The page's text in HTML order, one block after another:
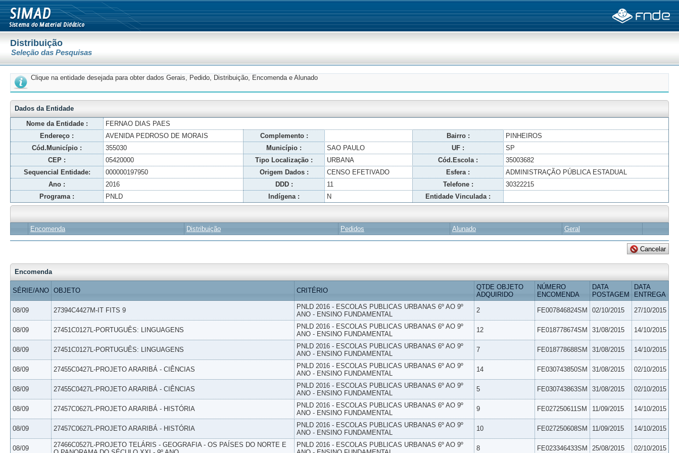
Distribuição
Seleção das Pesquisas
Clique na entidade desejada para obter dados Gerais, Pedido, Distribuição, Encomenda e Alunado
Dados da Entidade
Nome da Entidade :
FERNAO DIAS PAES
Endereço :
AVENIDA PEDROSO DE MORAIS Complemento : Bairro :
PINHEIROS
Cód.Município :
355030 Município : SAO PAULO UF :
SP
CEP :
05420000 Tipo Localização : URBANA Cód.Escola :
35003682
Sequencial Entidade:
000000197950 Origem Dados : CENSO EFETIVADO Esfera :
ADMINISTRAÇÃO PÚBLICA ESTADUAL
Ano :
2016 DDD : 11 Telefone :
30322215
Programa :
PNLD Indígena : N Entidade Vinculada :
Encomenda Distribuição Pedidos Alunado Geral
Encomenda
SÉRIE/ANO OBJETO CRITÉRIO
QTDE OBJETO
ADQUIRIDO
NÚMERO
ENCOMENDA
DATA
POSTAGEM
DATA
ENTREGA
08/09 27394C4427M-IT FITS 9
PNLD 2016 - ESCOLAS PUBLICAS URBANAS 6º AO 9º
ANO - ENSINO FUNDAMENTAL
2 FE007846824SM 02/10/2015 27/10/2015
08/09 27451C0127L-PORTUGUÊS: LINGUAGENS
PNLD 2016 - ESCOLAS PUBLICAS URBANAS 6º AO 9º
ANO - ENSINO FUNDAMENTAL
12 FE018778674SM 31/08/2015 14/10/2015
08/09 27451C0127L-PORTUGUÊS: LINGUAGENS
PNLD 2016 - ESCOLAS PUBLICAS URBANAS 6º AO 9º
ANO - ENSINO FUNDAMENTAL
7 FE018778688SM 31/08/2015 14/10/2015
08/09 27455C0427L-PROJETO ARARIBÁ - CIÊNCIAS
PNLD 2016 - ESCOLAS PUBLICAS URBANAS 6º AO 9º
ANO - ENSINO FUNDAMENTAL
14 FE030743850SM 31/08/2015 02/10/2015
08/09 27455C0427L-PROJETO ARARIBÁ - CIÊNCIAS
PNLD 2016 - ESCOLAS PUBLICAS URBANAS 6º AO 9º
ANO - ENSINO FUNDAMENTAL
5 FE030743863SM 31/08/2015 02/10/2015
08/09 27457C0627L-PROJETO ARARIBÁ - HISTÓRIA
PNLD 2016 - ESCOLAS PUBLICAS URBANAS 6º AO 9º
ANO - ENSINO FUNDAMENTAL
9 FE027250611SM 11/09/2015 14/10/2015
08/09 27457C0627L-PROJETO ARARIBÁ - HISTÓRIA
PNLD 2016 - ESCOLAS PUBLICAS URBANAS 6º AO 9º
ANO - ENSINO FUNDAMENTAL
10 FE027250608SM 11/09/2015 14/10/2015
08/09
27466C0527L-PROJETO TELÁRIS - GEOGRAFIA - OS PAÍSES DO NORTE E
PNLD 2016 - ESCOLAS PUBLICAS URBANAS 6º AO 9º
8 FE023346433SM 25/08/2015 02/10/2015